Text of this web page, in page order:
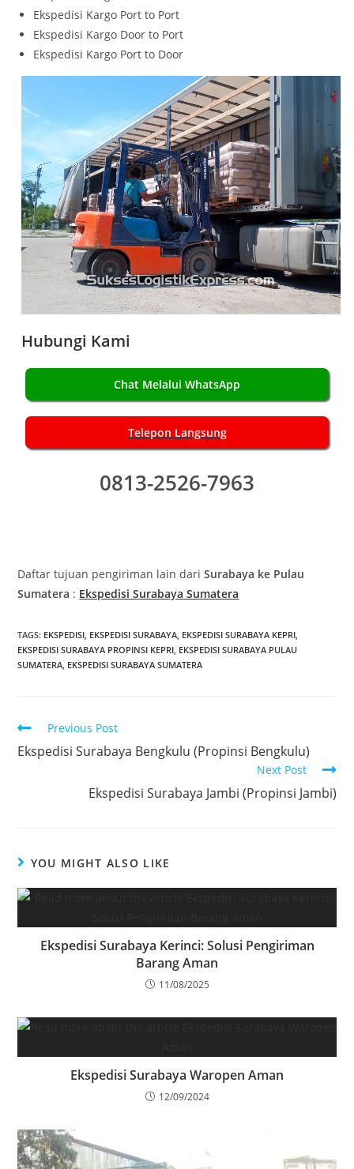
Ekspedisi Kargo Port to Port
Ekspedisi Kargo Door to Port
Ekspedisi Kargo Port to Door
Hubungi Kami
Chat Melalui WhatsApp
Telepon Langsung
0813-2526-7963
Daftar tujuan pengiriman lain dariSurabaya ke Pulau
Sumatera : Ekspedisi Surabaya Sumatera
TAGS: EKSPEDISI, EKSPEDISI SURABAYA, EKSPEDISI SURABAYA KEPRI,
EKSPEDISI SURABAYA PROPINSI KEPRI, EKSPEDISI SURABAYA PULAU
SUMATERA, EKSPEDISI SURABAYA SUMATERA
Previous Post
Ekspedisi Surabaya Bengkulu (Propinsi Bengkulu)
Next Post
Ekspedisi Surabaya Jambi (Propinsi Jambi)
YOU MIGHT ALSO LIKE
Ekspedisi Surabaya Kerinci: Solusi Pengiriman
Barang Aman
11/08/2025
Ekspedisi Surabaya Waropen Aman
12/09/2024